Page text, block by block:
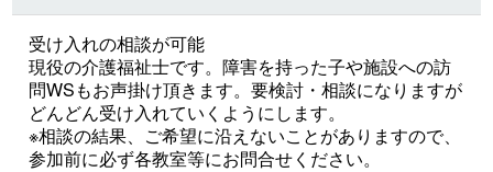
受け入れの相談が可能
現役の介護福祉士です。障害を持った子や施設への訪
問WSもお声掛け頂きます。要検討・相談になりますが
どんどん受け入れていくようにします。
※相談の結果、ご希望に沿えないことがありますので、
参加前に必ず各教室等にお問合せください。